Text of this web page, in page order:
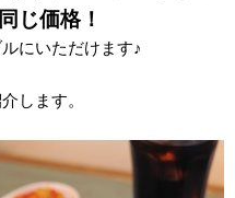
じ価格！
にいただけます♪
します。